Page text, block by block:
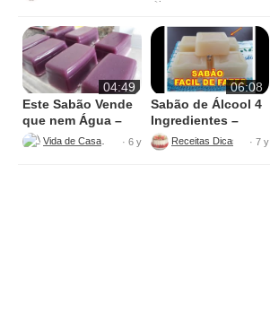
04:49
Este Sabão Vende
que nem Água –
Sem Soda Ativa –
Muito Fácil de
· 6 y
06:08
Sabão de Álcool 4
Ingredientes –
FÁCIL DE FAZER · 7 y